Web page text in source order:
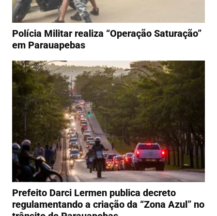
Polícia Militar realiza “Operação Saturação”
em Parauapebas
Prefeito Darci Lermen publica decreto
regulamentando a criação da “Zona Azul” no